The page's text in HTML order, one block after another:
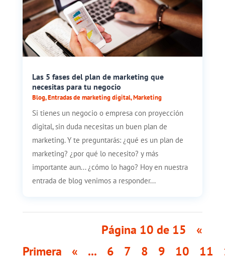
Las 5 fases del plan de marketing que
necesitas para tu negocio
Blog,Entradas de marketing digital,Marketing
Si tienes un negocio o empresa con proyección
digital, sin duda necesitas un buen plan de
marketing. Y te preguntarás: ¿qué es un plan de
marketing? ¿por qué lo necesito? y más
importante aun... ¿cómo lo hago? Hoy en nuestra
entrada de blog venimos a responder...
Página 10 de 15
«
Primera
« ... 6 7 8 9 10 11